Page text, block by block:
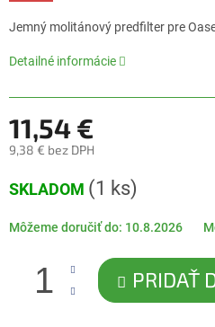
produktu
0,0
Jemný molitánový predfilter pre
Detailné informácie
11,54 €
9,38 € bez DPH
cena:
SKLADOM (1 ks)
Môžeme doručiť do: 10.8.2026
PRIDAŤ